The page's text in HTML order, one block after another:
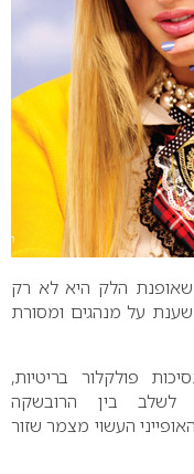
שאופנת הלק היא לא רק
על מנהגים ומסורת
פולקלור בריטיות,
לשלב בין הרובשקה
העשוי מצמר שזור